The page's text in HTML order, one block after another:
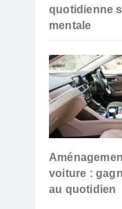
quotidienne
mentale
voiture :
au quotidien